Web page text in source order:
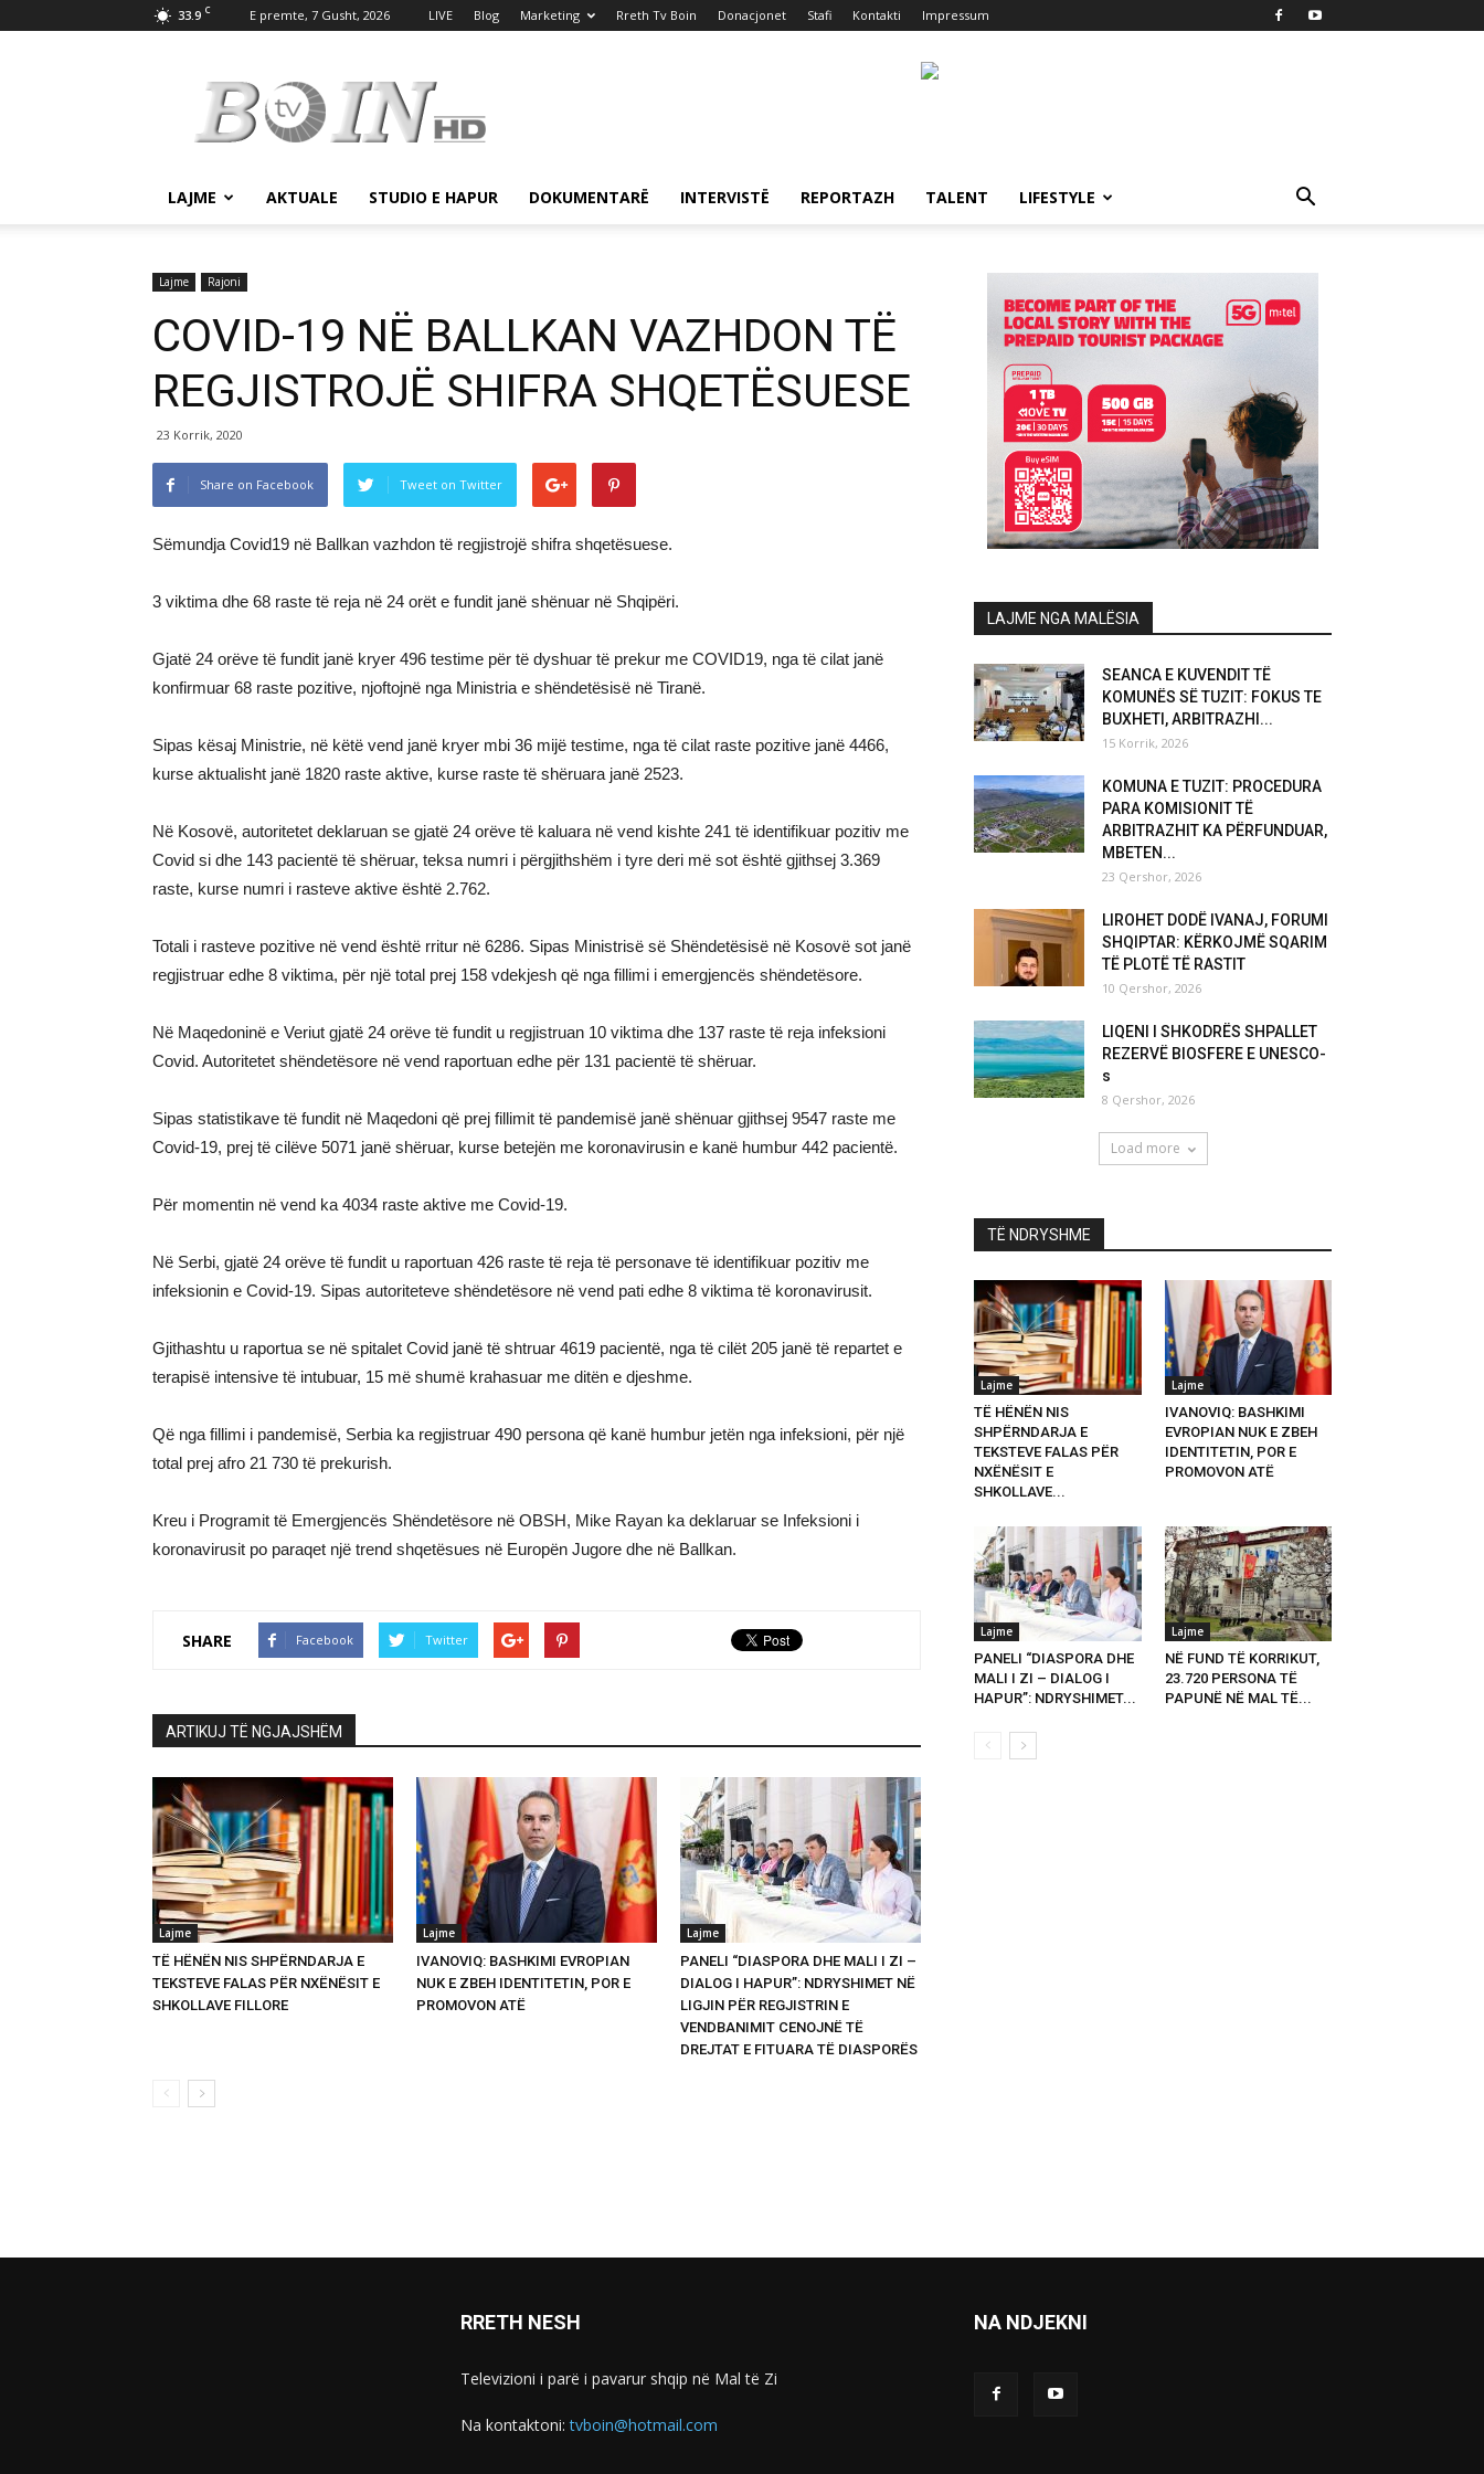
33.9 C E premte, 7 Gusht, 2026 LIVE Blog Marketing Rreth Tv Boin Donacjonet Stafi Kontakti Impressum
Boin
LAJME AKTUALE STUDIO E HAPUR DOKUMENTARË INTERVISTË REPORTAZH TALENT LIFESTYLE
Lajme Rajoni
COVID-19 NË BALLKAN VAZHDON TË
REGJISTROJË SHIFRA SHQETËSUESE
23 Korrik, 2020
Share on Facebook Tweet on Twitter
Sëmundja Covid19 në Ballkan vazhdon të regjistrojë shifra shqetësuese.
3 viktima dhe 68 raste të reja në 24 orët e fundit janë shënuar në Shqipëri.
Gjatë 24 orëve të fundit janë kryer 496 testime për të dyshuar të prekur me COVID19, nga të cilat janë
konfirmuar 68 raste pozitive, njoftojnë nga Ministria e shëndetësisë në Tiranë.
Sipas kësaj Ministrie, në këtë vend janë kryer mbi 36 mijë testime, nga të cilat raste pozitive janë 4466,
kurse aktualisht janë 1820 raste aktive, kurse raste të shëruara janë 2523.
Në Kosovë, autoritetet deklaruan se gjatë 24 orëve të kaluara në vend kishte 241 të identifikuar pozitiv me
Covid si dhe 143 pacientë të shëruar, teksa numri i përgjithshëm i tyre deri më sot është gjithsej 3.369
raste, kurse numri i rasteve aktive është 2.762.
Totali i rasteve pozitive në vend është rritur në 6286. Sipas Ministrisë së Shëndetësisë në Kosovë sot janë
regjistruar edhe 8 viktima, për një total prej 158 vdekjesh që nga fillimi i emergjencës shëndetësore.
Në Maqedoninë e Veriut gjatë 24 orëve të fundit u regjistruan 10 viktima dhe 137 raste të reja infeksioni
Covid. Autoritetet shëndetësore në vend raportuan edhe për 131 pacientë të shëruar.
Sipas statistikave të fundit në Maqedoni që prej fillimit të pandemisë janë shënuar gjithsej 9547 raste me
Covid-19, prej të cilëve 5071 janë shëruar, kurse betejën me koronavirusin e kanë humbur 442 pacientë.
Për momentin në vend ka 4034 raste aktive me Covid-19.
Në Serbi, gjatë 24 orëve të fundit u raportuan 426 raste të reja të personave të identifikuar pozitiv me
infeksionin e Covid-19. Sipas autoriteteve shëndetësore në vend pati edhe 8 viktima të koronavirusit.
Gjithashtu u raportua se në spitalet Covid janë të shtruar 4619 pacientë, nga të cilët 205 janë të repartet e
terapisë intensive të intubuar, 15 më shumë krahasuar me ditën e djeshme.
Që nga fillimi i pandemisë, Serbia ka regjistruar 490 persona që kanë humbur jetën nga infeksioni, për një
total prej afro 21 730 të prekurish.
Kreu i Programit të Emergjencës Shëndetësore në OBSH, Mike Rayan ka deklaruar se Infeksioni i
koronavirusit po paraqet një trend shqetësues në Europën Jugore dhe në Ballkan.
SHARE Facebook Twitter
ARTIKUJ TË NGJAJSHËM
Lajme
TË HËNËN NIS SHPËRNDARJA E
TEKSTEVE FALAS PËR NXËNËSIT E
SHKOLLAVE FILLORE
Lajme
IVANOVIQ: BASHKIMI EVROPIAN
NUK E ZBEH IDENTITETIN, POR E
PROMOVON ATË
Lajme
PANELI “DIASPORA DHE MALI I ZI –
DIALOG I HAPUR”: NDRYSHIMET NË
LIGJIN PËR REGJISTRIN E
VENDBANIMIT CENOJNË TË
DREJTAT E FITUARA TË DIASPORËS
LAJME NGA MALËSIA
SEANCA E KUVENDIT TË
KOMUNËS SË TUZIT: FOKUS TE
BUXHETI, ARBITRAZHI...
15 Korrik, 2026
KOMUNA E TUZIT: PROCEDURA
PARA KOMISIONIT TË
ARBITRAZHIT KA PËRFUNDUAR,
MBETEN...
23 Qershor, 2026
LIROHET DODË IVANAJ, FORUMI
SHQIPTAR: KËRKOJMË SQARIM
TË PLOTË TË RASTIT
10 Qershor, 2026
LIQENI I SHKODRËS SHPALLET
REZERVË BIOSFERE E UNESCO-
s
8 Qershor, 2026
Load more
TË NDRYSHME
Lajme
TË HËNËN NIS
SHPËRNDARJA E
TEKSTEVE FALAS PËR
NXËNËSIT E
SHKOLLAVE...
Lajme
IVANOVIQ: BASHKIMI
EVROPIAN NUK E ZBEH
IDENTITETIN, POR E
PROMOVON ATË
Lajme
PANELI “DIASPORA DHE
MALI I ZI – DIALOG I
HAPUR”: NDRYSHIMET...
Lajme
NË FUND TË KORRIKUT,
23.720 PERSONA TË
PAPUNË NË MAL TË...
RRETH NESH
Televizioni i parë i pavarur shqip në Mal të Zi
Na kontaktoni:tvboin@hotmail.com
NA NDJEKNI